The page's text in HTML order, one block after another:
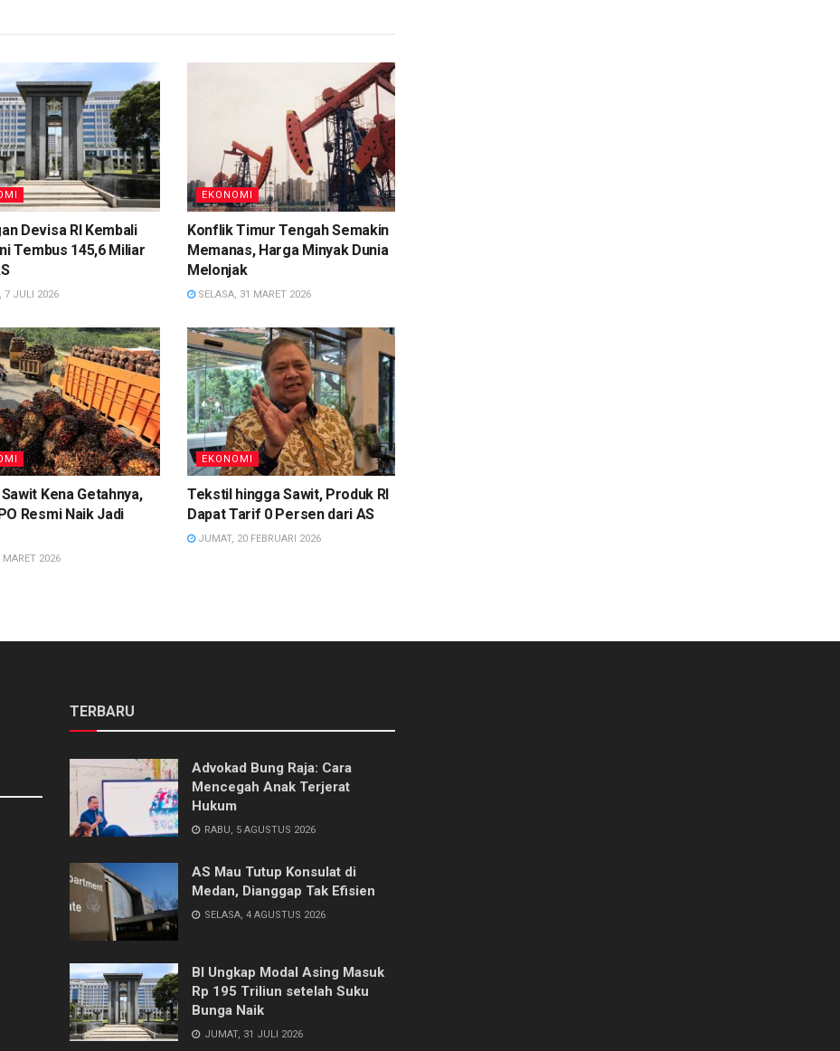
Devisa RI Kembali
Tembus 145,6 Miliar
7 JULI 2026
EKONOMI
Konflik Timur Tengah Semakin
Memanas, Harga Minyak Dunia
Melonjak
SELASA, 31 MARET 2026
Kena Getahnya,
Resmi Naik Jadi
2026
EKONOMI
Tekstil hingga Sawit, Produk RI
Dapat Tarif 0 Persen dari AS
JUMAT, 20 FEBRUARI 2026
TERBARU
Advokad Bung Raja: Cara
Mencegah Anak Terjerat
Hukum
RABU, 5 AGUSTUS 2026
AS Mau Tutup Konsulat di
Medan, Dianggap Tak Efisien
SELASA, 4 AGUSTUS 2026
BI Ungkap Modal Asing Masuk
Rp 195 Triliun setelah Suku
Bunga Naik
JUMAT, 31 JULI 2026